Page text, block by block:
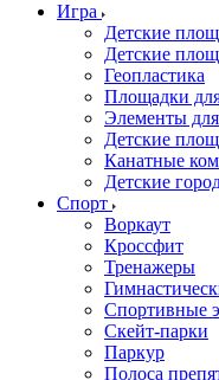
Игра
Детские
Детские
Геопластика
Площадки для
Элементы
Детские
Канатные
Детские
Спорт
Воркаут
Кроссфит
Тренажеры
Спортивные
Скейт-парки
Паркур
Полоса